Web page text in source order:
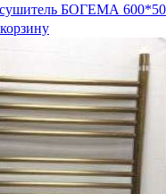
БОГЕМА